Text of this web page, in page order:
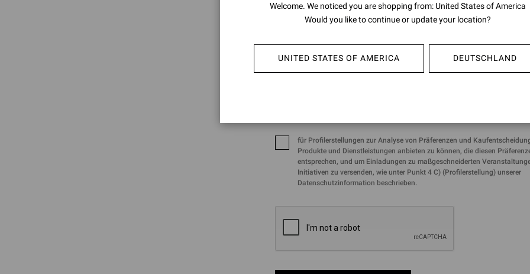
5000
Einwilligung meine personenbezogenen Daten zu verarbeiten:
für Profilerstellungen zur Analyse von Präferenzen und
Produkte und Dienstleistungen anbieten zu können, die diesen
entsprechen, und um Einladungen zu maßgeschneiderten
Initiativen zu versenden, wie unter Punkt 4 C) (Profilerstellung) unserer
Datenschutzinformation beschrieben.
Welcome. We noticed you are shopping from: United States of America
Would you like to continue or update your location?
UNITED STATES OF AMERICA DEUTSCHLAND